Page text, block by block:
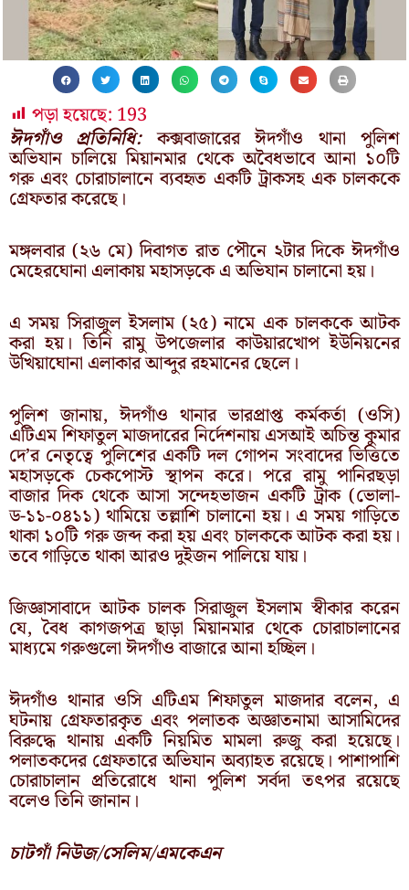
পড়া হয়েছে: 193
ঈদগাঁও প্রতিনিধি:কক্সবাজারের ঈদগাঁও থানা পুলিশ
অভিযান চালিয়ে মিয়ানমার থেকে অবৈধভাবে আনা ১০টি
গরু এবং চোরাচালানে ব্যবহৃত একটি ট্রাকসহ এক চালককে
গ্রেফতার করেছে।
মঙ্গলবার (২৬ মে) দিবাগত রাত পৌনে ২টার দিকে ঈদগাঁও
মেহেরঘোনা এলাকায় মহাসড়কে এ অভিযান চালানো হয়।
এ সময় সিরাজুল ইসলাম (২৫) নামে এক চালককে আটক
করা হয়। তিনি রামু উপজেলার কাউয়ারখোপ ইউনিয়নের
উখিয়াঘোনা এলাকার আব্দুর রহমানের ছেলে।
পুলিশ জানায়, ঈদগাঁও থানার ভারপ্রাপ্ত কর্মকর্তা (ওসি)
এটিএম শিফাতুল মাজদারের নির্দেশনায় এসআই অচিন্ত কুমার
দে’র নেতৃত্বে পুলিশের একটি দল গোপন সংবাদের ভিত্তিতে
মহাসড়কে চেকপোস্ট স্থাপন করে। পরে রামু পানিরছড়া
বাজার দিক থেকে আসা সন্দেহভাজন একটি ট্রাক (ভোলা-
ড-১১-০৪১১) থামিয়ে তল্লাশি চালানো হয়। এ সময় গাড়িতে
থাকা ১০টি গরু জব্দ করা হয় এবং চালককে আটক করা হয়।
তবে গাড়িতে থাকা আরও দুইজন পালিয়ে যায়।
জিজ্ঞাসাবাদে আটক চালক সিরাজুল ইসলাম স্বীকার করেন
যে, বৈধ কাগজপত্র ছাড়া মিয়ানমার থেকে চোরাচালানের
মাধ্যমে গরুগুলো ঈদগাঁও বাজারে আনা হচ্ছিল।
ঈদগাঁও থানার ওসি এটিএম শিফাতুল মাজদার বলেন, এ
ঘটনায় গ্রেফতারকৃত এবং পলাতক অজ্ঞাতনামা আসামিদের
বিরুদ্ধে থানায় একটি নিয়মিত মামলা রুজু করা হয়েছে।
পলাতকদের গ্রেফতারে অভিযান অব্যাহত রয়েছে। পাশাপাশি
চোরাচালান প্রতিরোধে থানা পুলিশ সর্বদা তৎপর রয়েছে
বলেও তিনি জানান।
চাটগাঁ নিউজ/সেলিম/এমকেএন